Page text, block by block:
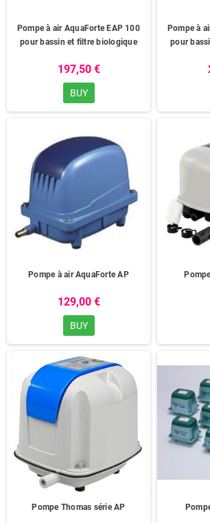
à votre projet de Aération bassin Carpe Koï.
Pourquoi une pompe à air dans
La pompe à air vous permet un apport
bien en oxygène.
Quel volume d'air dans un bassin
il faut compter environ 8 litres/minute par
pas moins, surtout l'été.
Pompe à air AquaForte EAP 100
pour bassin et filtre biologique
197,50 €
BUY
Pompe à
pour
Pompe à air AquaForte AP
129,00 €
BUY
Pompe Thomas série AP